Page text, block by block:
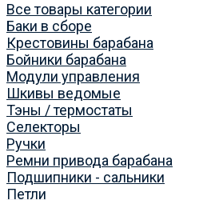
Все товары категории
Баки в сборе
Крестовины барабана
Бойники барабана
Модули управления
Шкивы ведомые
Тэны / термостаты
Селекторы
Ручки
Ремни привода барабана
Подшипники - сальники
Петли